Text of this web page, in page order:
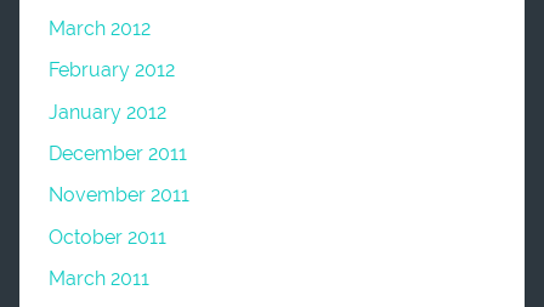
March 2012
February 2012
January 2012
December 2011
November 2011
October 2011
March 2011